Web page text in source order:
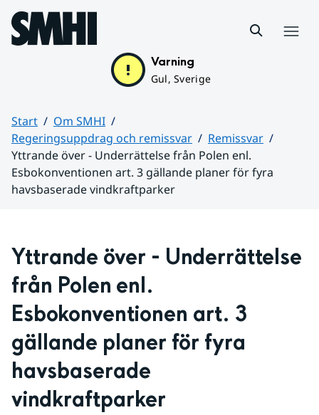
Hoppa till sidans innehåll
Varning
Gul, Sverige
Start
Om SMHI
Regeringsuppdrag och remissvar
Remissvar
Yttrande över - Underrättelse från Polen enl.
Esbokonventionen art. 3 gällande planer för fyra
havsbaserade vindkraftparker
Yttrande över - Underrättelse
från Polen enl.
Esbokonventionen art. 3
gällande planer för fyra
havsbaserade
vindkraftparker